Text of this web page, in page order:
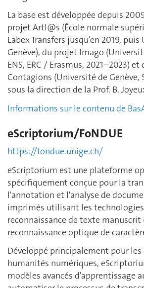
La base est développée depuis
projet Artl@s (École normale
Labex Transfers jusqu'en 2019,
Genève), du projet Imago
ENS, ERC / Erasmus, 2021–2023)
Contagions (Université de Genève,
sous la direction de la Prof. B.
Informations sur le contenu de
eScriptorium/FoNDUE
https://fondue.unige.ch/
eScriptorium est une plateforme
spécifiquement conçue pour la
l'annotation et l'analyse de
imprimés utilisant les
reconnaissance de texte manuscrit
reconnaissance optique de
Développé principalement pour les
humanités numériques,
modèles avancés d'apprentissage